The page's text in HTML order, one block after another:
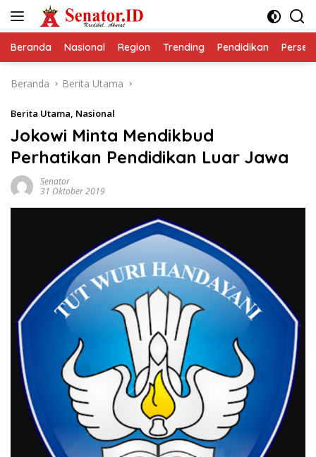
Beranda Nasional Region Trending Pendidikan
Beranda Berita Utama
Berita Utama, Nasional
Jokowi Minta Mendikbud
Perhatikan Pendidikan Luar Jawa
Senator
31 Oktober 2019